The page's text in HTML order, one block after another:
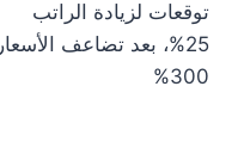
k
r
)
توقعات لزيادة الراتب
25%، بعد تضاعف الأسعار
300%